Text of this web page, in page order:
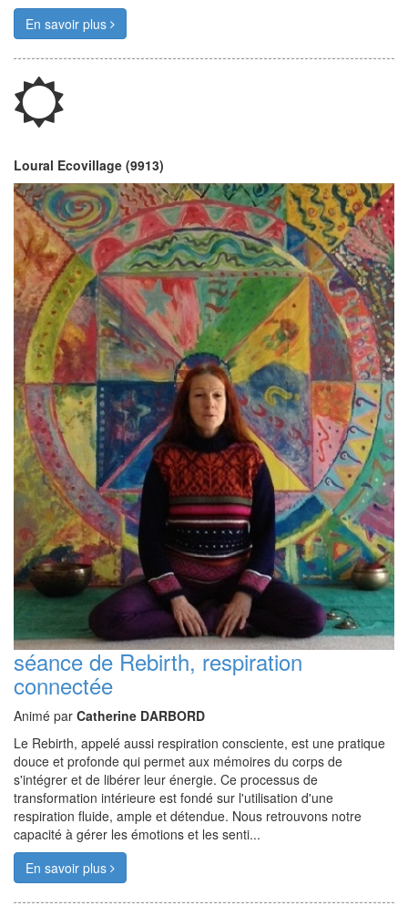
En savoir plus
Loural Ecovillage (9913)
séance de Rebirth, respiration
connectée
Animé par Catherine DARBORD
Le Rebirth, appelé aussi respiration consciente, est une pratique
douce et profonde qui permet aux mémoires du corps de
s'intégrer et de libérer leur énergie. Ce processus de
transformation intérieure est fondé sur l'utilisation d'une
respiration fluide, ample et détendue. Nous retrouvons notre
capacité à gérer les émotions et les senti...
En savoir plus